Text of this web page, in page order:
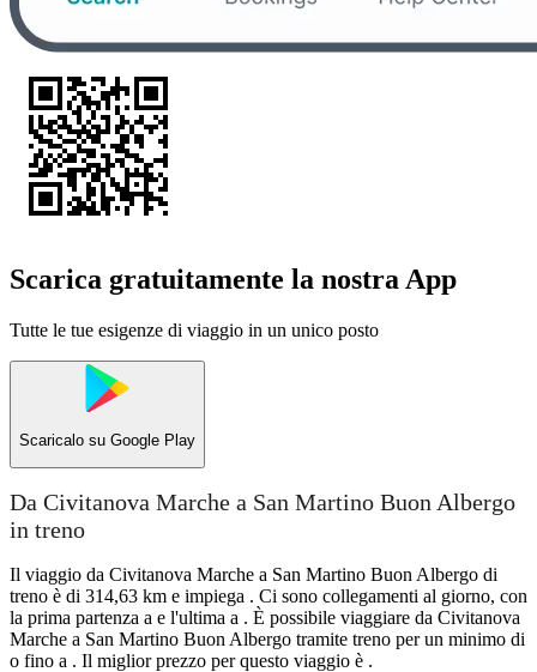
Scarica gratuitamente la nostra App
Tutte le tue esigenze di viaggio in un unico posto
Scaricalo su Google Play
Da Civitanova Marche a San Martino Buon Albergo
in treno
Il viaggio da Civitanova Marche a San Martino Buon Albergo di
treno è di 314,63 km e impiega . Ci sono collegamenti al giorno, con
la prima partenza a e l'ultima a . È possibile viaggiare da Civitanova
Marche a San Martino Buon Albergo tramite treno per un minimo di
o fino a . Il miglior prezzo per questo viaggio è .